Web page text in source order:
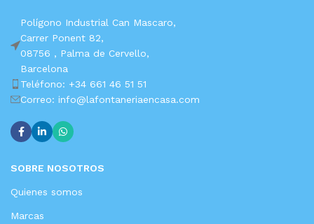
Polígono Industrial Can Mascaro,
Carrer Ponent 82,
08756 , Palma de Cervello,
Barcelona
Teléfono: +34 661 46 51 51
Correo: info@lafontaneriaencasa.com
SOBRE NOSOTROS
Quienes somos
Marcas